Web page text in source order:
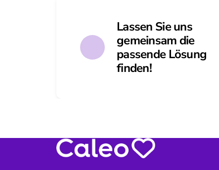
Lassen Sie uns
gemeinsam die
passende Lösung
finden!